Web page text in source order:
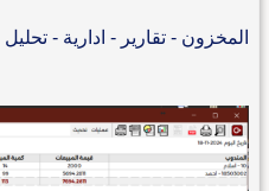
المخزون - تقارير - ادارية -